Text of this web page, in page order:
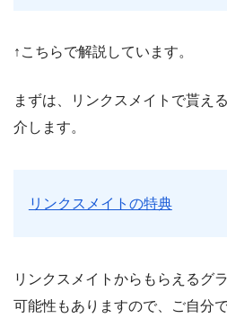
↑こちらで解説しています。
まずは、リンクスメイトで貰え
介します。
リンクスメイトの特典
リンクスメイトからもらえるグ
可能性もありますので、ご自分